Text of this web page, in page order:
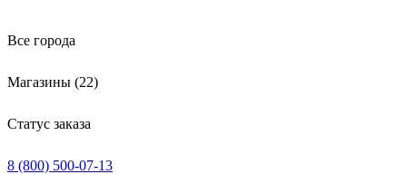
Все города
Магазины (22)
Статус заказа
8 (800) 500-07-13